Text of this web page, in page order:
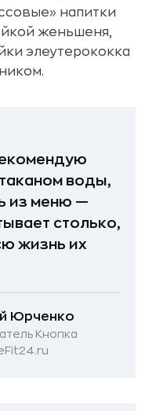
напитки
женьшеня,
элеутерококка
воды,
из меню —
столько,
жизнь их
Юрченко
Кнопка